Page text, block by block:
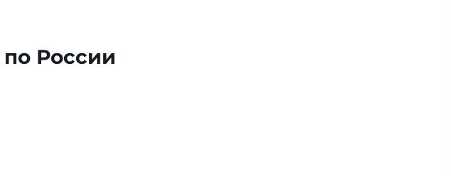
России